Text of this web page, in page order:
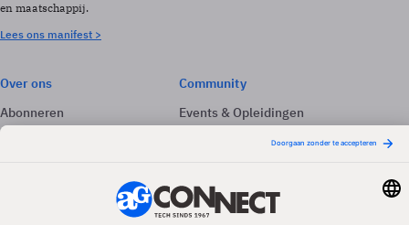
en maatschappij.
Lees ons manifest >
Over ons
Abonneren
Adverteren
Community
Events & Opleidingen